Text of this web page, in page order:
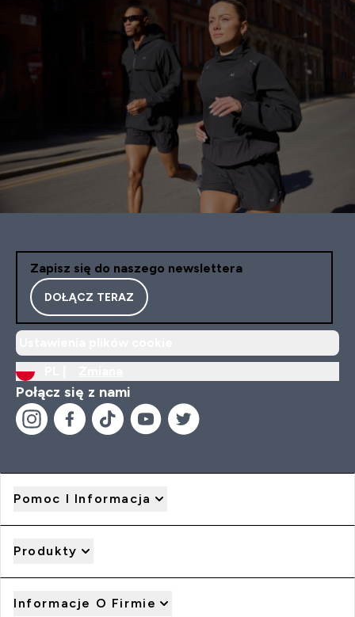
Zapisz się do naszego newslettera
DOŁĄCZ TERAZ
Połącz się z nami
Pomoc I Informacja
Produkty
Informacje O Firmie